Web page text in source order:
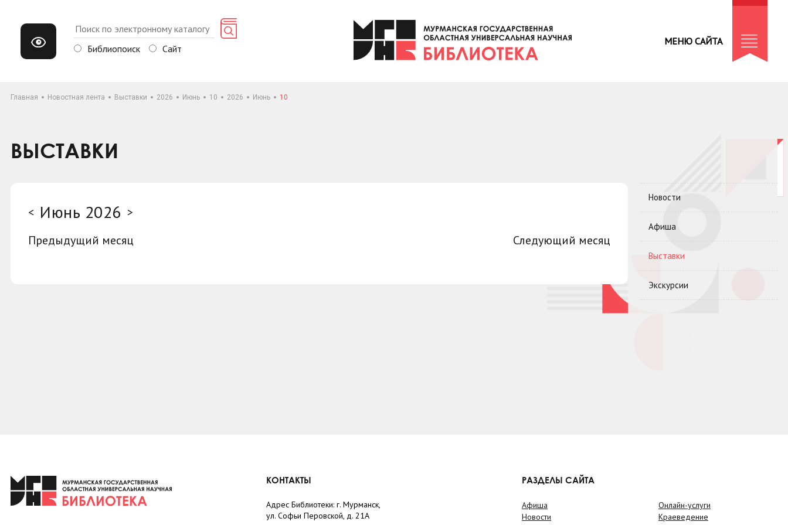
Библиопоиск Сайт
МЕНЮ САЙТА
Главная Новостная лента Выставки 2026 Июнь 10 2026 Июнь 10
ВЫСТАВКИ
< Июнь 2026 >
Предыдущий месяц
Следующий месяц
Новости
Афиша
Выставки
Экскурсии
КОНТАКТЫ
Адрес Библиотеки: г. Мурманск,
ул. Софьи Перовской, д. 21А
РАЗДЕЛЫ САЙТА
Афиша
Новости
Онлайн-услуги
Краеведение